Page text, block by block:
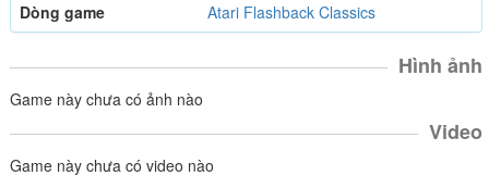
Dòng game
Atari Flashback Classics
Hình ảnh
Game này chưa có ảnh nào
Video
Game này chưa có video nào